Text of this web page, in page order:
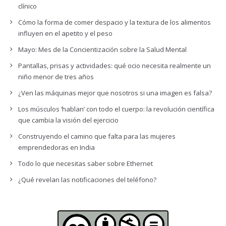
clínico
Cómo la forma de comer despacio y la textura de los alimentos
influyen en el apetito y el peso
Mayo: Mes de la Concientización sobre la Salud Mental
Pantallas, prisas y actividades: qué ocio necesita realmente un
niño menor de tres años
¿Ven las máquinas mejor que nosotros si una imagen es falsa?
Los músculos ‘hablan’ con todo el cuerpo: la revolución científica
que cambia la visión del ejercicio
Construyendo el camino que falta para las mujeres
emprendedoras en India
Todo lo que necesitas saber sobre Ethernet
¿Qué revelan las notificaciones del teléfono?